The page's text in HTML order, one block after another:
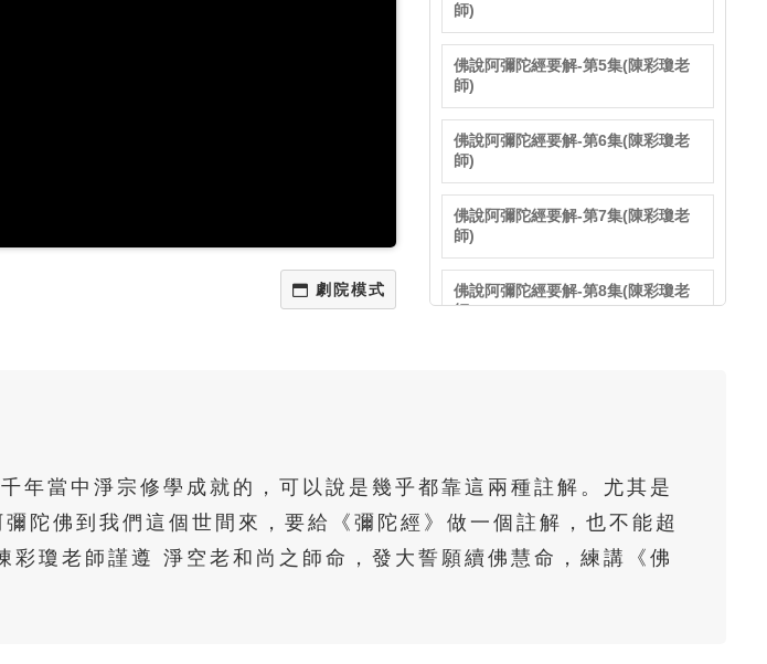
師)
佛說阿彌陀經要解-第5集(陳彩瓊老
師)
佛說阿彌陀經要解-第6集(陳彩瓊老
師)
佛說阿彌陀經要解-第7集(陳彩瓊老
師)
佛說阿彌陀經要解-第8集(陳彩瓊老
師)
佛說阿彌陀經要解-第11集(陳彩瓊老
師)
年當中淨宗修學成就的，可以說是幾乎都靠這兩種註解。尤其是
陀佛到我們這個世間來，要給《彌陀經》做一個註解，也不能超
瓊老師謹遵 淨空老和尚之師命，發大誓願續佛慧命，練講《佛